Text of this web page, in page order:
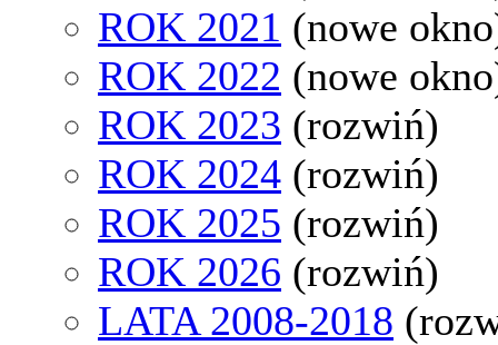
ROK 2021 (nowe
ROK 2022 (nowe
ROK 2023 (rozwiń)
ROK 2024 (rozwiń)
ROK 2025 (rozwiń)
ROK 2026 (rozwiń)
LATA 2008-2018